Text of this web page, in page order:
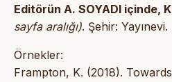
Editörün A. SOYADI içinde,
sayfa aralığı). Şehir: Yayınevi.
Örnekler:
Frampton, K. (2018).